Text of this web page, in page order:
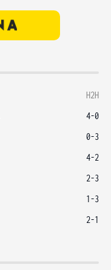
H2H
4-0
0-3
4-2
2-3
1-3
2-1